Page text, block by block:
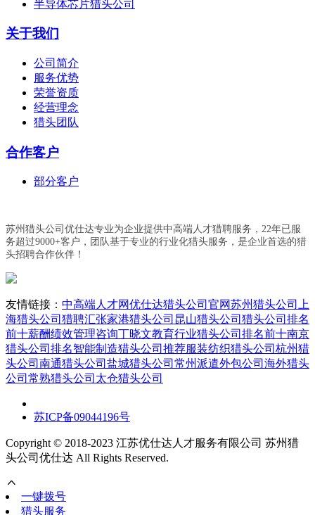
半导体芯片猎头公司
关于我们
公司简介
服务优势
荣誉资质
经营理念
猎头团队
合作客户
部分客户
苏州猎头公司优仕达专业为企业提供中高端人才猎聘服务，22年已服
务超过9000+客户，团队基于专业的行业化猎头服务，是企业首选的猎
头招聘合作伙伴！
友情链接： 中高端人才网优仕达猎头公司官网苏州猎头公司 上
海猎头公司 猎聘汇张家港猎头公司 昆山猎头公司 猎头公司排名
前十薪酬绩效管理咨询丁晓文教育行业猎头公司排名前十南京
猎头公司排名智能制造猎头公司推荐服装纺织猎头公司 杭州猎
头公司 南通猎头公司 盐城猎头公司 常州派遣外包公司 海外猎头
公司 常熟猎头公司 太仓猎头公司
苏ICP备09044196号
Copyright © 2018-2023 江苏优仕达人才服务有限公司 苏州猎
头公司优仕达 All Rights Reserved.
一键拨号
猎头服务